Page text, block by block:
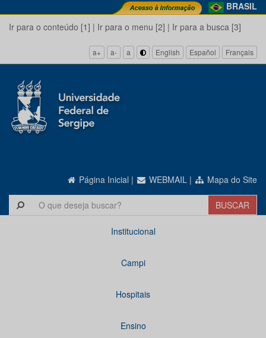
BRASIL
Ir para o conteúdo [1] | Ir para o menu [2] | Ir para a busca [3]
a+ a- a English Español Français
Página Inicial | WEBMAIL | Mapa do Site
Institucional
Campi
Hospitais
Ensino